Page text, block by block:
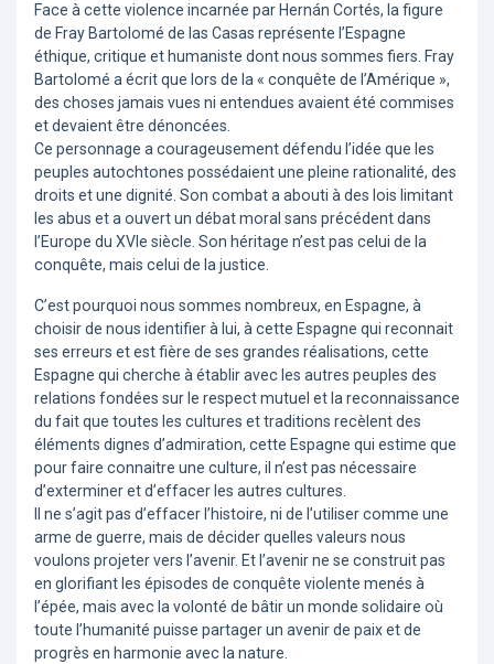
Face à cette violence incarnée par Hernán Cortés, la figure
de Fray Bartolomé de las Casas représente l’Espagne
éthique, critique et humaniste dont nous sommes fiers. Fray
Bartolomé a écrit que lors de la « conquête de l’Amérique »,
des choses jamais vues ni entendues avaient été commises
et devaient être dénoncées.
Ce personnage a courageusement défendu l’idée que les
peuples autochtones possédaient une pleine rationalité, des
droits et une dignité. Son combat a abouti à des lois limitant
les abus et a ouvert un débat moral sans précédent dans
l’Europe du XVIe siècle. Son héritage n’est pas celui de la
conquête, mais celui de la justice.
C’est pourquoi nous sommes nombreux, en Espagne, à
choisir de nous identifier à lui, à cette Espagne qui reconnait
ses erreurs et est fière de ses grandes réalisations, cette
Espagne qui cherche à établir avec les autres peuples des
relations fondées sur le respect mutuel et la reconnaissance
du fait que toutes les cultures et traditions recèlent des
éléments dignes d’admiration, cette Espagne qui estime que
pour faire connaitre une culture, il n’est pas nécessaire
d’exterminer et d’effacer les autres cultures.
Il ne s’agit pas d’effacer l’histoire, ni de l’utiliser comme une
arme de guerre, mais de décider quelles valeurs nous
voulons projeter vers l’avenir. Et l’avenir ne se construit pas
en glorifiant les épisodes de conquête violente menés à
l’épée, mais avec la volonté de bâtir un monde solidaire où
toute l’humanité puisse partager un avenir de paix et de
progrès en harmonie avec la nature.